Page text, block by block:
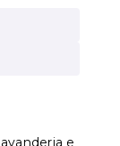
e